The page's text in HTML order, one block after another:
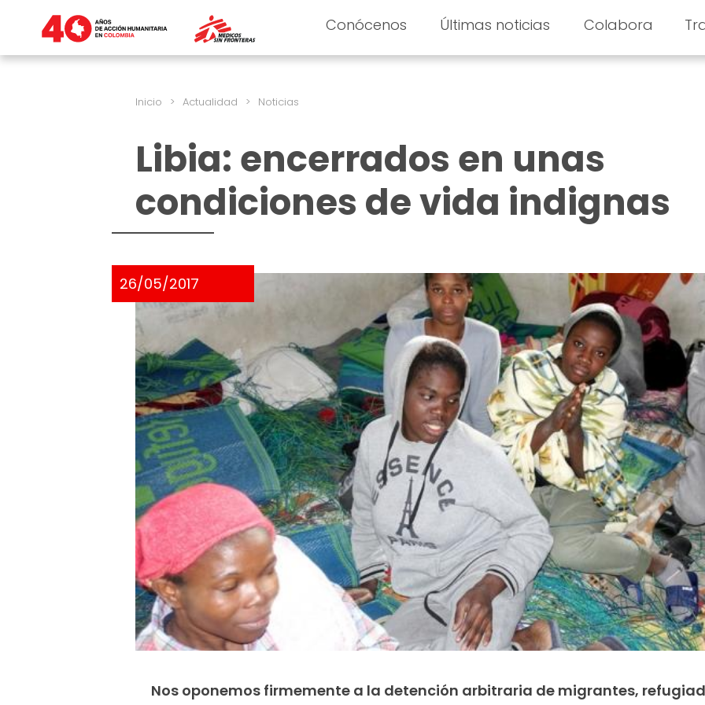
Conócenos Últimas noticias Colabora
Inicio > Actualidad > Noticias
Libia: encerrados en unas
condiciones de vida indignas
26/05/2017
Nos oponemos firmemente a la detención arbitraria de migrantes,